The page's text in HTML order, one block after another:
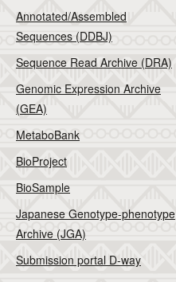
Annotated/Assembled
Sequences (DDBJ)
Sequence Read Archive (DRA)
Genomic Expression Archive
(GEA)
MetaboBank
BioProject
BioSample
Japanese Genotype-phenotype
Archive (JGA)
Submission portal D-way